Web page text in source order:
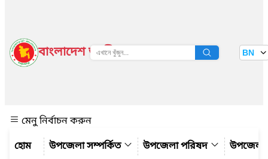
বাংলাদেশ জাতীয় তথ্য বাতায়ন BN
মেনু নির্বাচন করুন
উপজেলা সম্পর্কিত
উপজেলা পরিষদ উপজেলা